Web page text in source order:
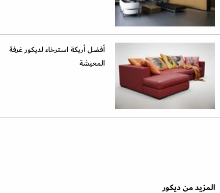
أفضل أريكة استرخاء لديكور غرفة
المعيشة
المزيد من ديكور